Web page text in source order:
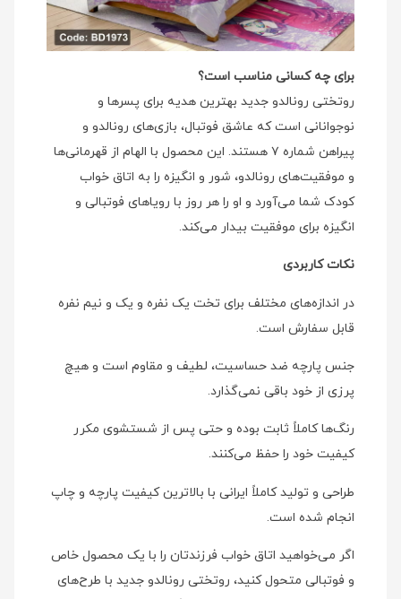
برای چه کسانی مناسب است؟
روتختی رونالدو جدید بهترین هدیه برای پسرها و
نوجوانانی است که عاشق فوتبال، بازی‌های رونالدو و
پیراهن شماره ۷ هستند. این محصول با الهام از قهرمانی‌ها
و موفقیت‌های رونالدو، شور و انگیزه را به اتاق خواب
کودک شما می‌آورد و او را هر روز با رویاهای فوتبالی و
انگیزه برای موفقیت بیدار می‌کند.
نکات کاربردی
در اندازه‌های مختلف برای تخت یک نفره و یک و نیم نفره
قابل سفارش است.
جنس پارچه ضد حساسیت، لطیف و مقاوم است و هیچ
پرزی از خود باقی نمی‌گذارد.
رنگ‌ها کاملاً ثابت بوده و حتی پس از شستشوی مکرر
کیفیت خود را حفظ می‌کنند.
طراحی و تولید کاملاً ایرانی با بالاترین کیفیت پارچه و چاپ
انجام شده است.
اگر می‌خواهید اتاق خواب فرزندتان را با یک محصول خاص
و فوتبالی متحول کنید، روتختی رونالدو جدید با طرح‌های